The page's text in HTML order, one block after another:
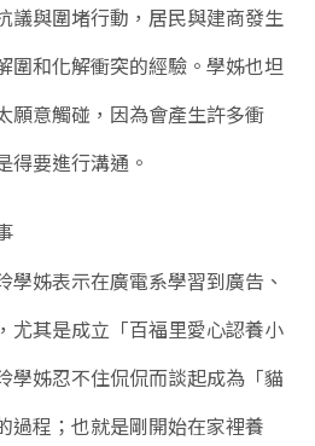
議與圍堵行動，居民與建商發生
圍和化解衝突的經驗。學姊也坦
願意觸碰，因為會產生許多衝
得要進行溝通。
學姊表示在廣電系學習到廣告、
尤其是成立「百福里愛心認養小
學姊忍不住侃侃而談起成為「貓
過程；也就是剛開始在家裡養